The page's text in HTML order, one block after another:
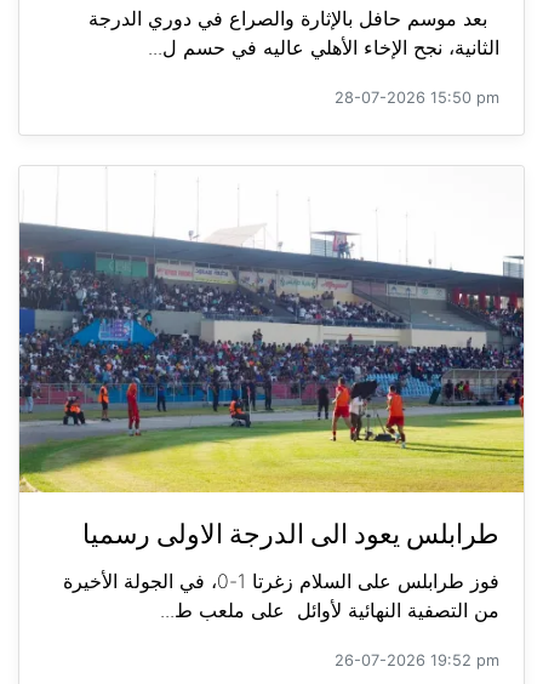
بعد موسم حافل بالإثارة والصراع في دوري الدرجة
الثانية، نجح الإخاء الأهلي عاليه في حسم ل...
28-07-2026 15:50 pm
طرابلس يعود الى الدرجة الاولى رسميا
فوز طرابلس على السلام زغرتا 1-0، في الجولة الأخيرة
من التصفية النهائية لأوائل على ملعب ط...
26-07-2026 19:52 pm